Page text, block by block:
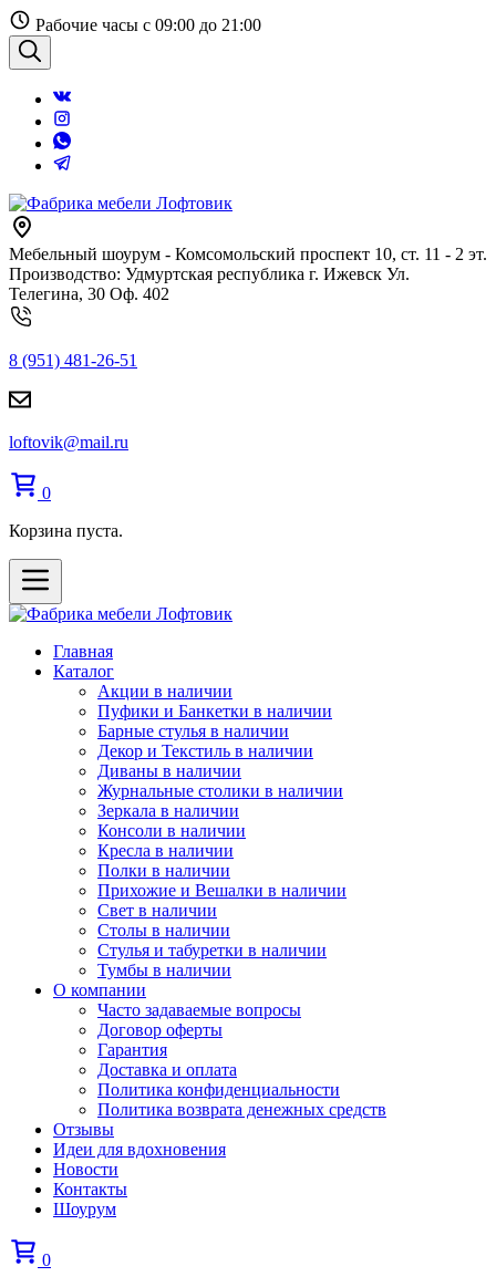
Перейти
к
содержанию
Рабочие часы с 09:00 до 21:00
Поиск
Мебельный шоурум - Комсомольский проспект 10, ст. 11 - 2 эт.
Производство: Удмуртская республика г. Ижевск Ул.
Телегина, 30 Оф. 402
8 (951) 481-26-51
loftovik@mail.ru
0
Корзина пуста.
Главная
Каталог
Акции в наличии
Пуфики и Банкетки в наличии
Барные стулья в наличии
Декор и Текстиль в наличии
Диваны в наличии
Журнальные столики в наличии
Зеркала в наличии
Консоли в наличии
Кресла в наличии
Полки в наличии
Прихожие и Вешалки в наличии
Свет в наличии
Столы в наличии
Стулья и табуретки в наличии
Тумбы в наличии
О компании
Часто задаваемые вопросы
Договор оферты
Гарантия
Доставка и оплата
Политика конфиденциальности
Политика возврата денежных средств
Отзывы
Идеи для вдохновения
Новости
Контакты
Шоурум
0